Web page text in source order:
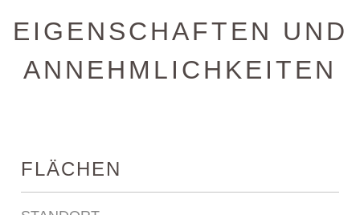
EIGENSCHAFTEN UND
ANNEHMLICHKEITEN
FLÄCHEN